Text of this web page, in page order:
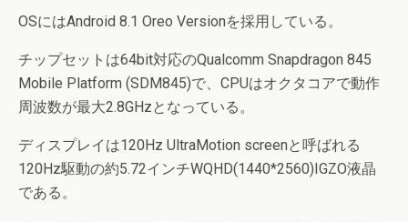
OSにはAndroid 8.1 Oreo Versionを採用している。
チップセットは64bit対応のQualcomm Snapdragon 845
Mobile Platform (SDM845)で、CPUはオクタコアで動作
周波数が最大2.8GHzとなっている。
ディスプレイは120Hz UltraMotion screenと呼ばれる
120Hz駆動の約5.72インチWQHD(1440*2560)IGZO液晶
である。